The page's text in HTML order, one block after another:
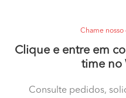
Chame
Clique e entre em
time no
Consulte pedidos,